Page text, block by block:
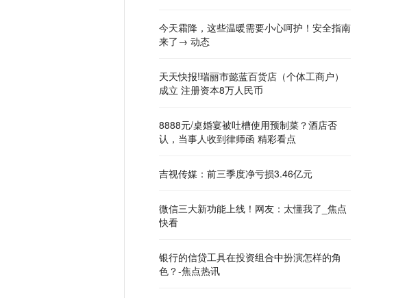
今天霜降，这些温暖需要小心呵护！安全指南
来了→ 动态
天天快报!瑞丽市懿蓝百货店（个体工商户）
成立 注册资本8万人民币
8888元/桌婚宴被吐槽使用预制菜？酒店否
认，当事人收到律师函 精彩看点
吉视传媒：前三季度净亏损3.46亿元
微信三大新功能上线！网友：太懂我了_焦点
快看
银行的信贷工具在投资组合中扮演怎样的角
色？-焦点热讯